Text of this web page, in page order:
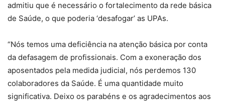
admitiu que é necessário o fortalecimento da rede básica
de Saúde, o que poderia ‘desafogar’ as UPAs.
“Nós temos uma deficiência na atenção básica por conta
da defasagem de profissionais. Com a exoneração dos
aposentados pela medida judicial, nós perdemos 130
colaboradores da Saúde. É uma quantidade muito
significativa. Deixo os parabéns e os agradecimentos aos